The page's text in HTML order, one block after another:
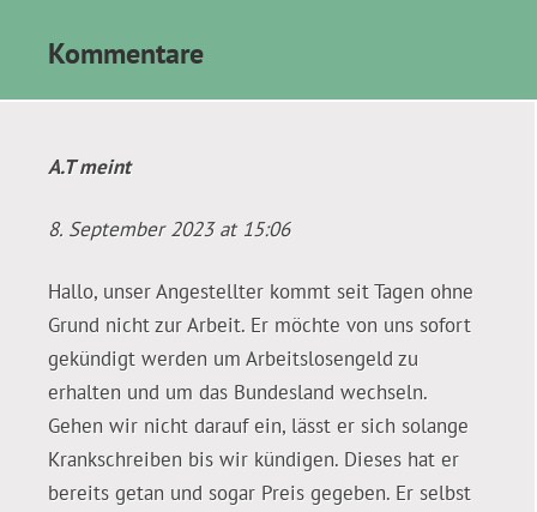
Kommentare
A.Tmeint
8. September 2023 at 15:06
Hallo, unser Angestellter kommt seit Tagen ohne
Grund nicht zur Arbeit. Er möchte von uns sofort
gekündigt werden um Arbeitslosengeld zu
erhalten und um das Bundesland wechseln.
Gehen wir nicht darauf ein, lässt er sich solange
Krankschreiben bis wir kündigen. Dieses hat er
bereits getan und sogar Preis gegeben. Er selbst